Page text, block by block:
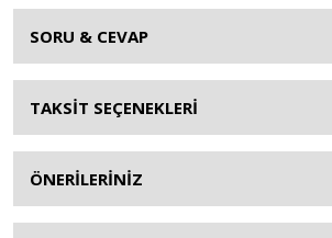
SORU & CEVAP
TAKSİT SEÇENEKLERİ
ÖNERİLERİNİZ